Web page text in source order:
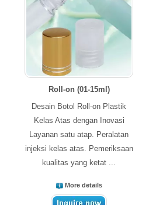
Roll-on (01-15ml)
Desain Botol Roll-on Plastik
Kelas Atas dengan Inovasi
Layanan satu atap. Peralatan
injeksi kelas atas. Pemeriksaan
kualitas yang ketat ...
More details